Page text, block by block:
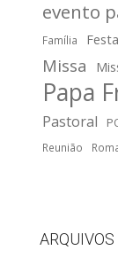
evento
Família Festa
Missa
Papa
Pastoral
Reunião
ARQUIVOS